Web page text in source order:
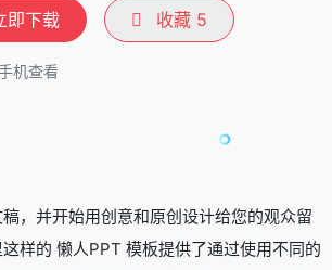
即下载 收藏 5
机查看
，并开始用创意和原创设计给您的观众留
样的 懒人PPT 模板提供了通过使用不同的